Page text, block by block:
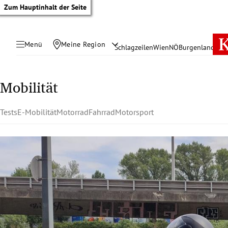
Zum Hauptinhalt der Seite
Menü Meine Region SchlagzeilenWienNÖBurgenland
Untermenü
Untermenü
Mobilität
TestsE-MobilitätMotorradFahrradMotorsport